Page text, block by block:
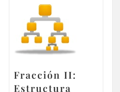
Fracción II:
Estructura